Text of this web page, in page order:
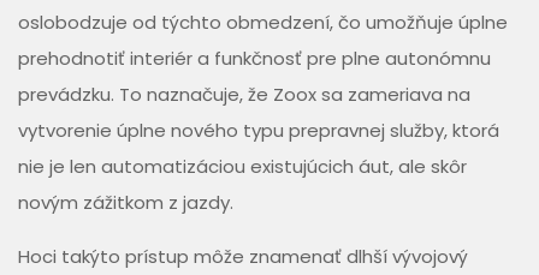
oslobodzuje od týchto obmedzení, čo umožňuje úplne
prehodnotiť interiér a funkčnosť pre plne autonómnu
prevádzku. To naznačuje, že Zoox sa zameriava na
vytvorenie úplne nového typu prepravnej služby, ktorá
nie je len automatizáciou existujúcich áut, ale skôr
novým zážitkom z jazdy.
Hoci takýto prístup môže znamenať dlhší vývojový